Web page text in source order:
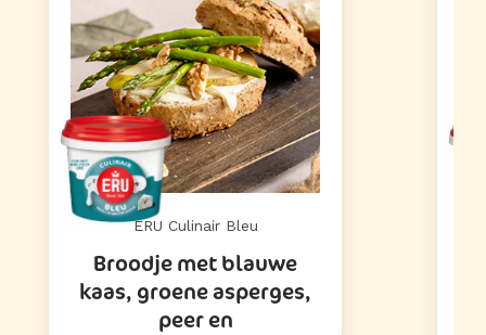
ERU Culinair Bleu
Broodje met blauwe
kaas, groene asperges,
peer en